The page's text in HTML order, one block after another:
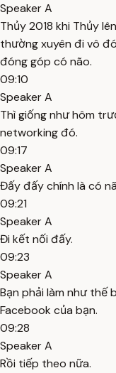
Speaker A
Thủy 2018 khi Thủy
thường xuyên đi vô
đóng góp có não.
09:10
Speaker A
Thì giống như hôm
networking đó.
09:17
Speaker A
Đấy đấy chính là có
09:21
Speaker A
Đi kết nối đấy.
09:23
Speaker A
Bạn phải làm như thế
Facebook của bạn.
09:28
Speaker A
Rồi tiếp theo nữa.